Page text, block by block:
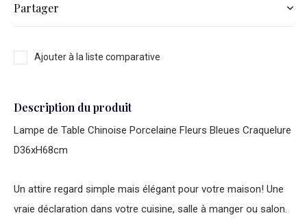
Partager
Ajouter à la liste comparative
Description du produit
Lampe de Table Chinoise Porcelaine Fleurs Bleues Craquelure
D36xH68cm
Un attire regard simple mais élégant pour votre maison! Une
vraie déclaration dans votre cuisine, salle à manger ou salon.